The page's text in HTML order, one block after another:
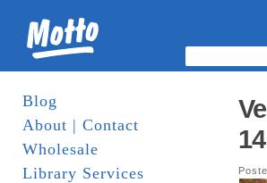
Blog
About | Contact
Wholesale
Library Services